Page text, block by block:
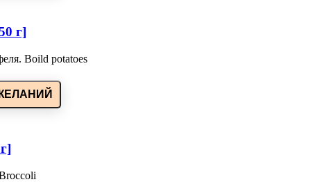
г]
Boild potatoes